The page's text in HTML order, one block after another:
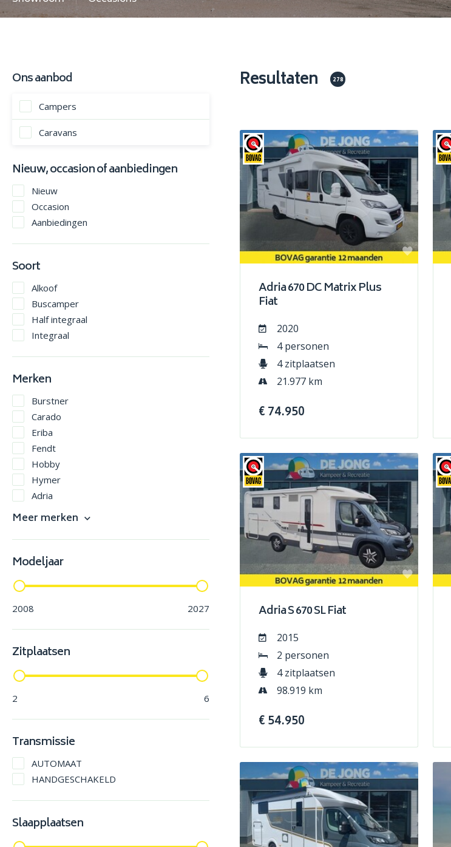
Ons aanbod
Campers
Caravans
Nieuw, occasion of aanbiedingen
Nieuw
Occasion
Aanbiedingen
Soort
Alkoof
Buscamper
Half integraal
Integraal
Merken
Burstner
Carado
Eriba
Fendt
Hobby
Hymer
Adria
Carthago
Dethleffs
Kabe
Knaus
Kulba
PÖssl
Volkswagen
Meer merken
Modeljaar
2008 2027
Zitplaatsen
2 6
Transmissie
AUTOMAAT
HANDGESCHAKELD
Slaapplaatsen
Resultaten 278
Adria 670 DC Matrix Plus
Fiat
2020
4 personen
4 zitplaatsen
21.977 km
€ 74.950
Adria S 670 SL Fiat
2015
2 personen
4 zitplaatsen
98.919 km
€ 54.950